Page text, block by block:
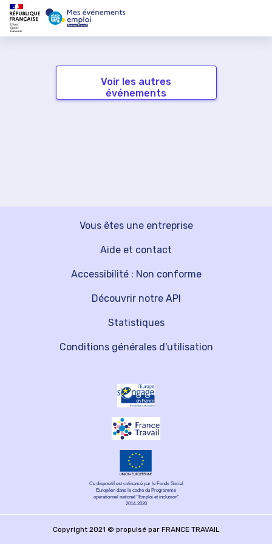
Voir les autres
événements
Vous êtes une entreprise
Découvrir notre API
Aide et contact
Statistiques
Accessibilité : Non conforme
Conditions générales d'utilisation
Ce dispositif est cofinancé par le Fonds Social
Européen dans le cadre du Programme
opérationnel national "Emploi et inclusion"
2014-2020
Copyright 2021 © propulsé par FRANCE TRAVAIL